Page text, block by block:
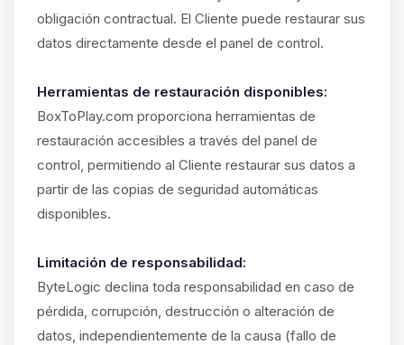
obligación contractual. El Cliente puede restaurar sus
datos directamente desde el panel de control.
Herramientas de restauración disponibles:
BoxToPlay.com proporciona herramientas de
restauración accesibles a través del panel de
control, permitiendo al Cliente restaurar sus datos a
partir de las copias de seguridad automáticas
disponibles.
Limitación de responsabilidad:
ByteLogic declina toda responsabilidad en caso de
pérdida, corrupción, destrucción o alteración de
datos, independientemente de la causa (fallo de